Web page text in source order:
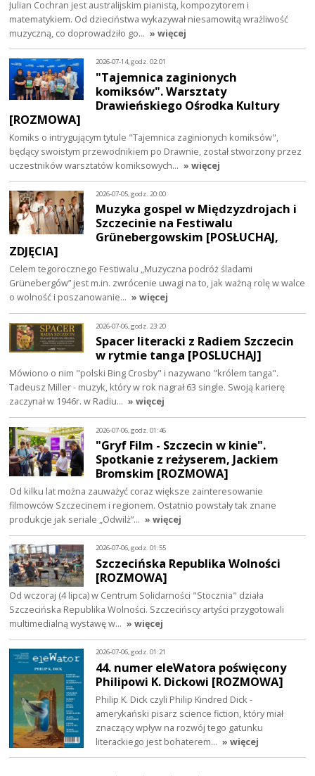
Julian Cochran jest australijskim pianistą, kompozytorem i
matematykiem. Od dzieciństwa wykazywał niesamowitą wrażliwość
muzyczną, co doprowadziło go… » więcej
2026-07-14, godz. 02:01
"Tajemnica zaginionych
komiksów". Warsztaty
Drawieńskiego Ośrodka Kultury
[ROZMOWA]
Komiks o intrygującym tytule "Tajemnica zaginionych komiksów",
będący swoistym przewodnikiem po Drawnie, został stworzony przez
uczestników warsztatów komiksowych… » więcej
2026-07-05, godz. 20:00
Muzyka gospel w Międzyzdrojach i
Szczecinie na Festiwalu
Grünebergowskim [POSŁUCHAJ,
ZDJĘCIA]
Celem tegorocznego Festiwalu „Muzyczna podróż śladami
Grünebergów” jest m.in. zwrócenie uwagi na to, jak ważną rolę w walce
o wolność i poszanowanie… » więcej
2026-07-06, godz. 23:20
Spacer literacki z Radiem Szczecin
w rytmie tanga [POSLUCHAJ]
Mówiono o nim "polski Bing Crosby" i nazywano "królem tanga".
Tadeusz Miller - muzyk, który w rok nagrał 63 single. Swoją karierę
zaczynał w 1946r. w Radiu… » więcej
2026-07-06, godz. 01:46
"Gryf Film - Szczecin w kinie".
Spotkanie z reżyserem, Jackiem
Bromskim [ROZMOWA]
Od kilku lat można zauważyć coraz większe zainteresowanie
filmowców Szczecinem i regionem. Ostatnio powstały tak znane
produkcje jak seriale „Odwilż”… » więcej
2026-07-06, godz. 01:55
Szczecińska Republika Wolności
[ROZMOWA]
Od wczoraj (4 lipca) w Centrum Solidarności "Stocznia" działa
Szczecińska Republika Wolności. Szczecińscy artyści przygotowali
multimedialną wystawę w… » więcej
2026-07-06, godz. 01:21
44. numer eleWatora poświęcony
Philipowi K. Dickowi [ROZMOWA]
Philip K. Dick czyli Philip Kindred Dick -
amerykański pisarz science fiction, który miał
znaczący wpływ na rozwój tego gatunku
literackiego jest bohaterem… » więcej